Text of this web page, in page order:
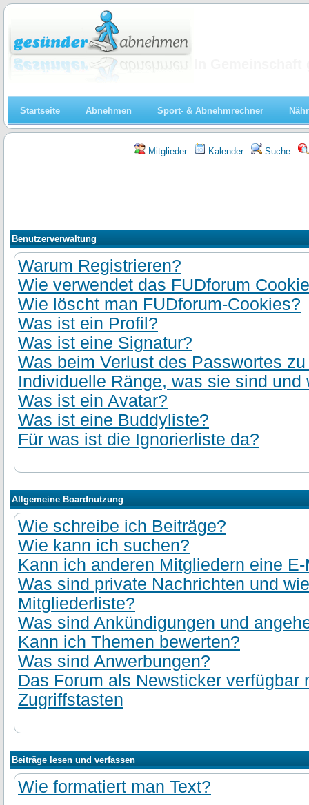
Startseite Abnehmen Sport- & Abnehmrechner
Mitglieder Kalender Suche
Benutzerverwaltung
Warum Registrieren?
Wie verwendet das FUDforum
Wie löscht man FUDforum-Cookies?
Was ist ein Profil?
Was ist eine Signatur?
Was beim Verlust des Passwortes
Individuelle Ränge, was sie sind und
Was ist ein Avatar?
Was ist eine Buddyliste?
Für was ist die Ignorierliste da?
Allgemeine Boardnutzung
Wie schreibe ich Beiträge?
Wie kann ich suchen?
Kann ich anderen Mitgliedern eine
Was sind private Nachrichten und
Mitgliederliste?
Was sind Ankündigungen und
Kann ich Themen bewerten?
Was sind Anwerbungen?
Das Forum als Newsticker verfügbar
Zugriffstasten
Beiträge lesen und verfassen
Wie formatiert man Text?